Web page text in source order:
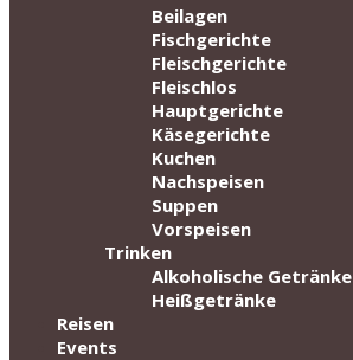
Beilagen
Fischgerichte
Fleischgerichte
Fleischlos
Hauptgerichte
Käsegerichte
Kuchen
Nachspeisen
Suppen
Vorspeisen
Trinken
Alkoholische Getränke
Heißgetränke
Reisen
Events